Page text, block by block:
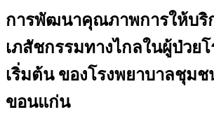
การพัฒนาคุณภาพการให้บริ
เภสัชกรรมทางไกลในผู้ป่วย
เริ่มต้น ของโรงพยาบาลชุม
ขอนแก่น